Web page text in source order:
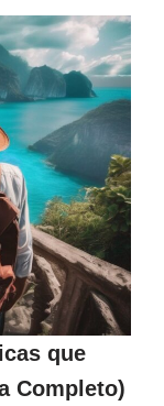
que
Completo)